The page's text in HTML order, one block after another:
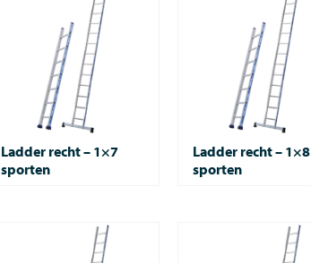
Ladder recht – 1×7
sporten
Ladder recht – 1×8
sporten